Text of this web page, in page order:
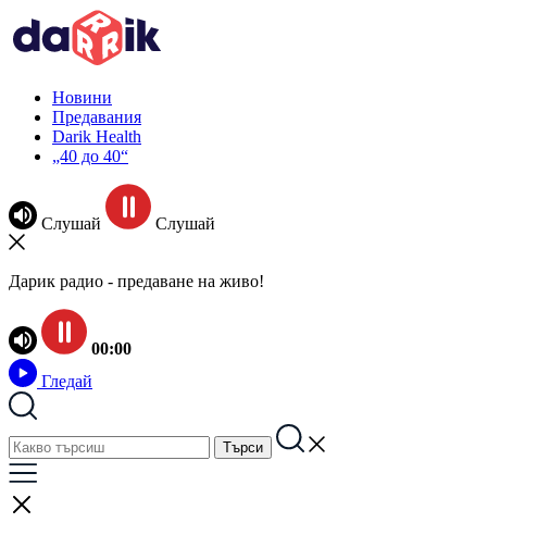
Новини
Предавания
Darik Health
„40 до 40“
Слушай Слушай
Дарик радио - предаване на живо!
00:00
Гледай